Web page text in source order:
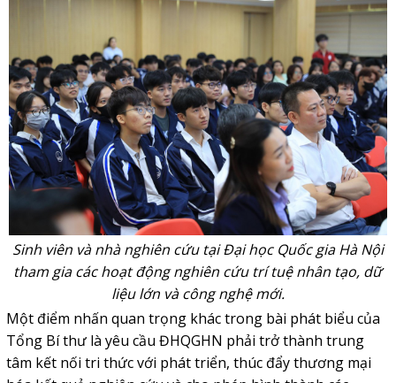
Sinh viên và nhà nghiên cứu tại Đại học Quốc gia Hà Nội
tham gia các hoạt động nghiên cứu trí tuệ nhân tạo, dữ
liệu lớn và công nghệ mới.
Một điểm nhấn quan trọng khác trong bài phát biểu của
Tổng Bí thư là yêu cầu ĐHQGHN phải trở thành trung
tâm kết nối tri thức với phát triển, thúc đẩy thương mại